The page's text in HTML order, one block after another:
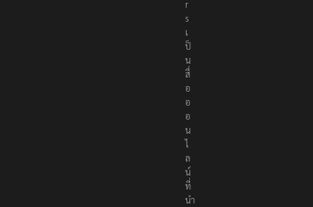
r
s
เ
ป็
น
สื่
อ
อ
อ
น
ไ
ล
น์
ที่
นำ